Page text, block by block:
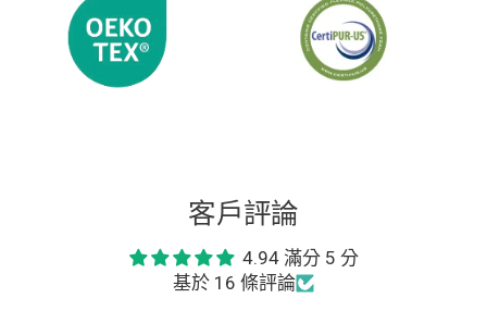
客戶評論
4.94 滿分 5 分
基於 16 條評論